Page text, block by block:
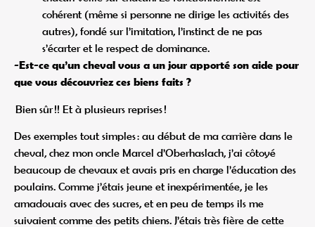
cohérent (même si personne ne dirige les activités des
autres), fondé sur l’imitation, l’instinct de ne pas
s’écarter et le respect de dominance.
-Est-ce qu’un cheval vous a un jour apporté son aide pour
que vous découvriez ces biens faits ?
Bien sûr !! Et à plusieurs reprises !
Des exemples tout simples : au début de ma carrière dans le
cheval, chez mon oncle Marcel d’Oberhaslach, j’ai côtoyé
beaucoup de chevaux et avais pris en charge l’éducation des
poulains. Comme j’étais jeune et inexpérimentée, je les
amadouais avec des sucres, et en peu de temps ils me
suivaient comme des petits chiens. J’étais très fière de cette